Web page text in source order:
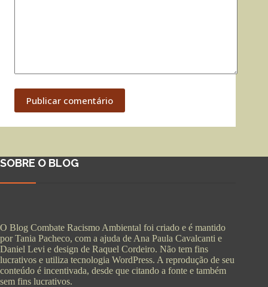
Publicar comentário
SOBRE O BLOG
O Blog Combate Racismo Ambiental foi criado e é mantido
por Tania Pacheco, com a ajuda de Ana Paula Cavalcanti e
Daniel Levi e design de Raquel Cordeiro. Não tem fins
lucrativos e utiliza tecnologia WordPress. A reprodução de seu
conteúdo é incentivada, desde que citando a fonte e também
sem fins lucrativos.